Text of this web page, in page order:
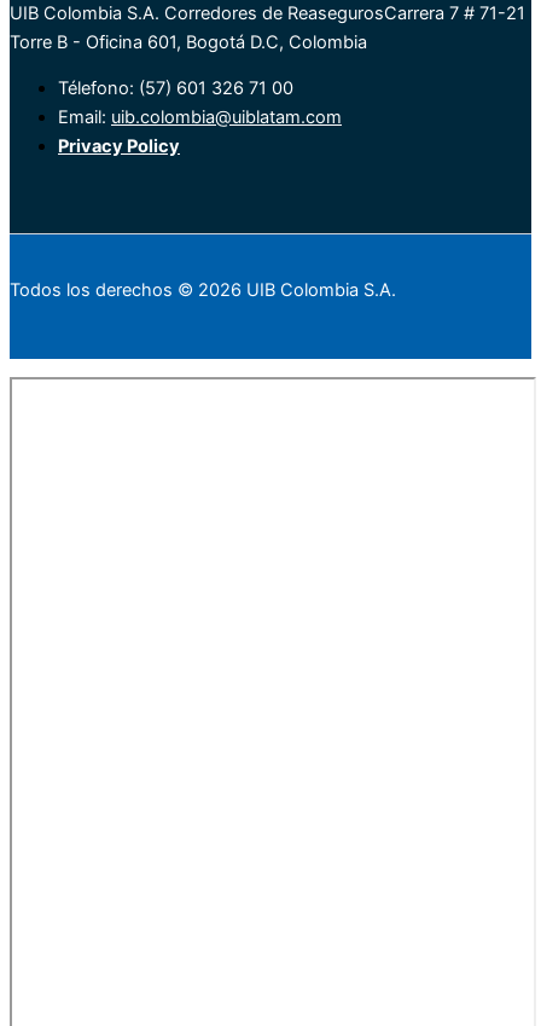
UIB Colombia S.A. Corredores de ReasegurosCarrera 7 # 71-21
Torre B - Oficina 601, Bogotá D.C, Colombia
Télefono: (57) 601 326 71 00
Email: uib.colombia@uiblatam.com
Privacy Policy
Todos los derechos © 2026 UIB Colombia S.A.